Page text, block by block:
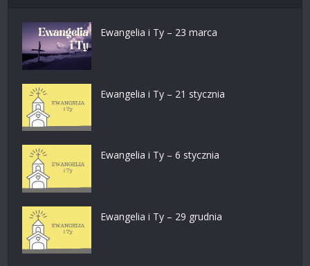
Ewangelia i Ty – 23 marca
Ewangelia i Ty – 21 stycznia
Ewangelia i Ty – 6 stycznia
Ewangelia i Ty – 29 grudnia